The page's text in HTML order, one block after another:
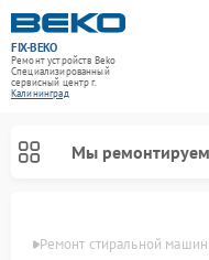
FIX-BEKO
Ремонт устройств Beko
Специализированный
cервисный центр г.
Калининград
Мы ремонтируем
Ремонт стиральной